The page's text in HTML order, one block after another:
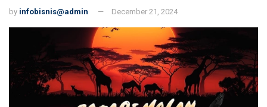
by infobisnis@admin December 21, 2024